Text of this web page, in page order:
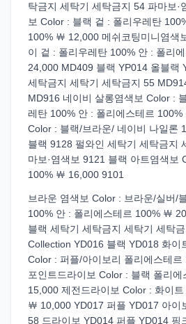
탁금지 세탁기 세탁금지 54 파마보·
보 Color : 블랙 겉 : 폴리우레탄
100% ￦ 12,000 메쉬코팅미니염색
이 겉 : 폴리우레탄 100% 안 : 폴리
24,000 MD409 블랙 YP014 올블랙
세탁금지 세탁기 세탁금지 55
MD916 네이비 살롱염색보 Color :
레탄 100% 안 : 폴리에스테르 100%
Color : 블랙/브라운/ 네이비 나일론
블랙 9128 펄와인 세탁기 세탁금지
마보·염색보 9121 블랙 아트염색보
100% ￦ 16,000 9101
브라운 염색보 Color : 브라운/실버/
100% 안 : 폴리에스테르 100% ￦
블랙 세탁기 세탁금지 세탁기 세탁
Collection YD016 블랙 YD018 화이
Color : 퍼플/아이보리 폴리에스테
포인트드라이보 Color : 블랙 폴리에
15,000 제전드라이보 Color : 화이
￦ 10,000 YD017 퍼플 YD017 아이
58 드라이보 YD014 퍼플 YD014 핑